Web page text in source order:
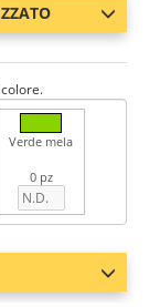
Verde mela
0 pz